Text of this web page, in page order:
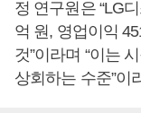
정 연구원은 “LG
억 원, 영업이익
것”이라며 “이는
상회하는 수준”이